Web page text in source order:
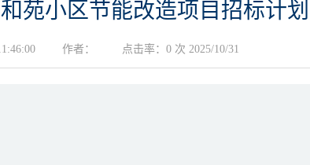
苑小区节能改造项目招标计划
作者： 点击率：0 次 2025/10/31